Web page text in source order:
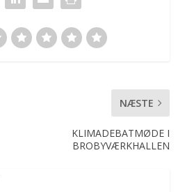
NÆSTE
KLIMADEBATMØDE I
BROBYVÆRKHALLEN